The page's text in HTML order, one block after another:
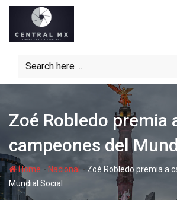
Skip
content
Zoé Robledo premia
campeones del
Home - Nacional- Zoé Robledo premia a
Mundial Social